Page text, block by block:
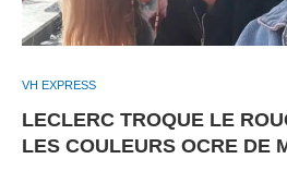
VH EXPRESS
LECLERC TROQUE LE
LES COULEURS OCRE DE